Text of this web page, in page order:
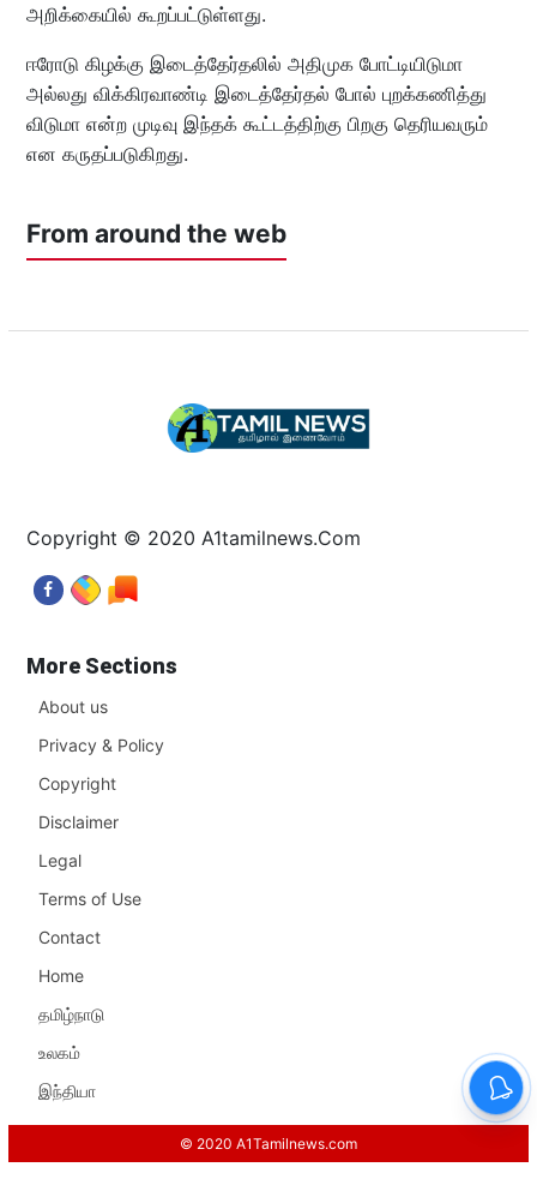
அறிக்கையில் கூறப்பட்டுள்ளது.
ஈரோடு கிழக்கு இடைத்தேர்தலில் அதிமுக போட்டியிடுமா
அல்லது விக்கிரவாண்டி இடைத்தேர்தல் போல் புறக்கணித்து
விடுமா என்ற முடிவு இந்தக் கூட்டத்திற்கு பிறகு தெரியவரும்
என கருதப்படுகிறது.
From around the web
Copyright © 2020 A1tamilnews.Com
More Sections
About us
Privacy & Policy
Copyright
Disclaimer
Legal
Terms of Use
Contact
Home
தமிழ்நாடு
உலகம்
இந்தியா
© 2020 A1Tamilnews.com